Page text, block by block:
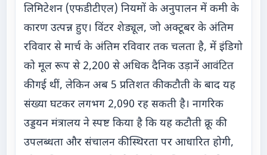
लिमिटेशन (एफडीटीएल) नियमों के अनुपालन में कमी के
कारण उत्पन्न हुए। विंटर शेड्यूल, जो अक्टूबर के अंतिम
रविवार से मार्च के अंतिम रविवार तक चलता है, में इंडिगो
को मूल रूप से 2,200 से अधिक दैनिक उड़ानें आवंटित
की गई थीं, लेकिन अब 5 प्रतिशत की कटौती के बाद यह
संख्या घटकर लगभग 2,090 रह सकती है। नागरिक
उड्डयन मंत्रालय ने स्पष्ट किया है कि यह कटौती क्रू की
उपलब्धता और संचालन की स्थिरता पर आधारित होगी,